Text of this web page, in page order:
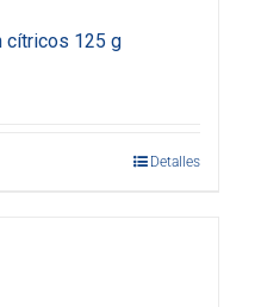
cítricos 125 g
Detalles